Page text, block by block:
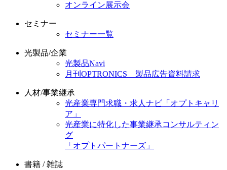
オンライン展示会
セミナー
セミナー一覧
光製品/企業
光製品Navi
月刊OPTRONICS 製品広告資料請求
人材/事業継承
光産業専門求職・求人ナビ「オプトキャリ
ア」
光産業に特化した事業継承コンサルティン
グ
「オプトパートナーズ」
書籍 / 雑誌